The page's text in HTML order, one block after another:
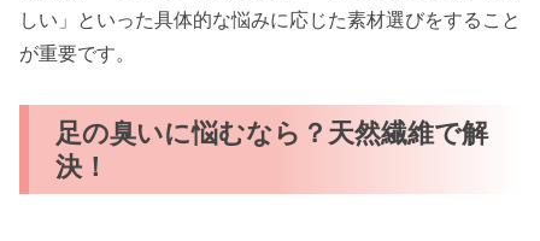
しい」といった具体的な悩みに応じた素材選びをすること
が重要です。
足の臭いに悩むなら？天然繊維で解
決！